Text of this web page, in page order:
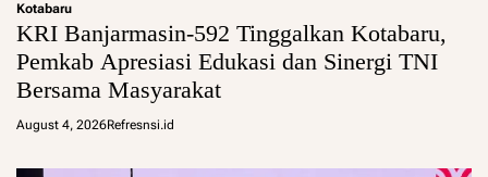
Kotabaru
KRI Banjarmasin-592 Tinggalkan Kotabaru,
Pemkab Apresiasi Edukasi dan Sinergi TNI
Bersama Masyarakat
August 4, 2026Refresnsi.id